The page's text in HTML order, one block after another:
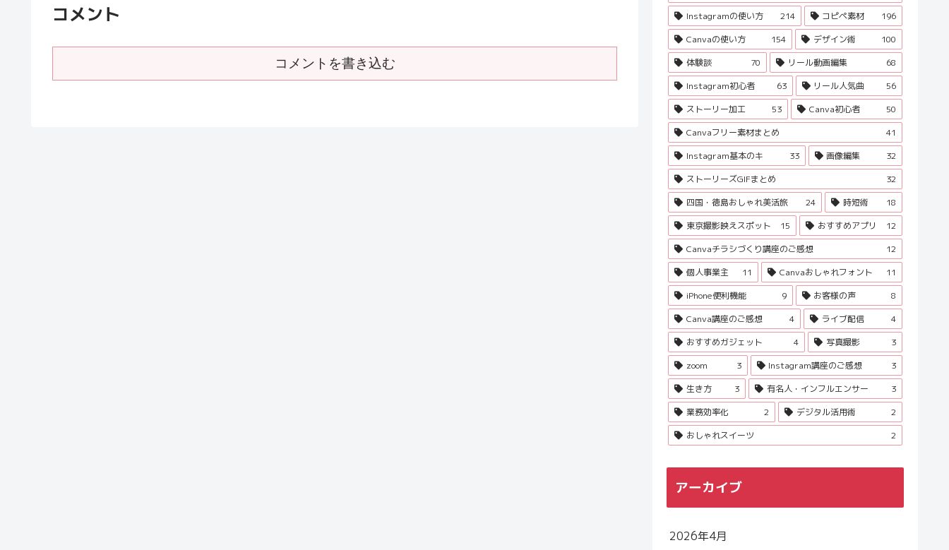
コメント
コメントを書き込む
Instagramの使い方
214 コピペ素材
196
Canvaの使い方
154 デザイン術
100
体験談
70 リール動画編集
68
Instagram初心者
63 リール人気曲
56
ストーリー加工
53 Canva初心者
50
Canvaフリー素材まとめ
41
Instagram基本のキ
33 画像編集
32
ストーリーズGIFまとめ
32
四国・徳島おしゃれ美活旅
24 時短術
18
東京撮影映えスポット
15 おすすめアプリ
12
Canvaチラシづくり講座のご感想
12
個人事業主
11 Canvaおしゃれフォント
11
iPhone便利機能
9 お客様の声
8
Canva講座のご感想
4 ライブ配信
4
おすすめガジェット
4 写真撮影
3
zoom
3 Instagram講座のご感想
3
生き方
3 有名人・インフルエンサー
3
業務効率化
2 デジタル活用術
2
おしゃれスイーツ
2
アーカイブ
2026年4月